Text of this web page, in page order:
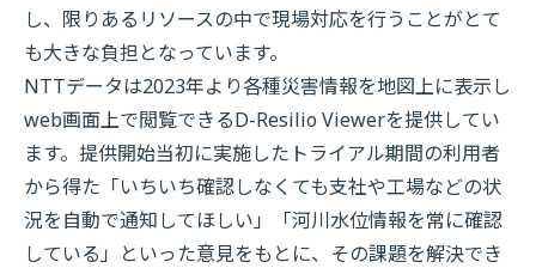
し、限りあるリソースの中で現場対応を行うことがとて
も大きな負担となっています。
NTTデータは2023年より各種災害情報を地図上に表示し
web画面上で閲覧できるD-Resilio Viewerを提供してい
ます。提供開始当初に実施したトライアル期間の利用者
から得た「いちいち確認しなくても支社や工場などの状
況を自動で通知してほしい」「河川水位情報を常に確認
している」といった意見をもとに、その課題を解決でき